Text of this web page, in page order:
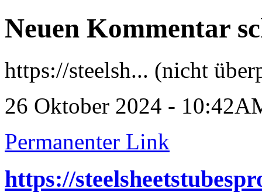
Neuen Kommentar
https://steelsh... (nicht
26 Oktober 2024 -
Permanenter Link
https://